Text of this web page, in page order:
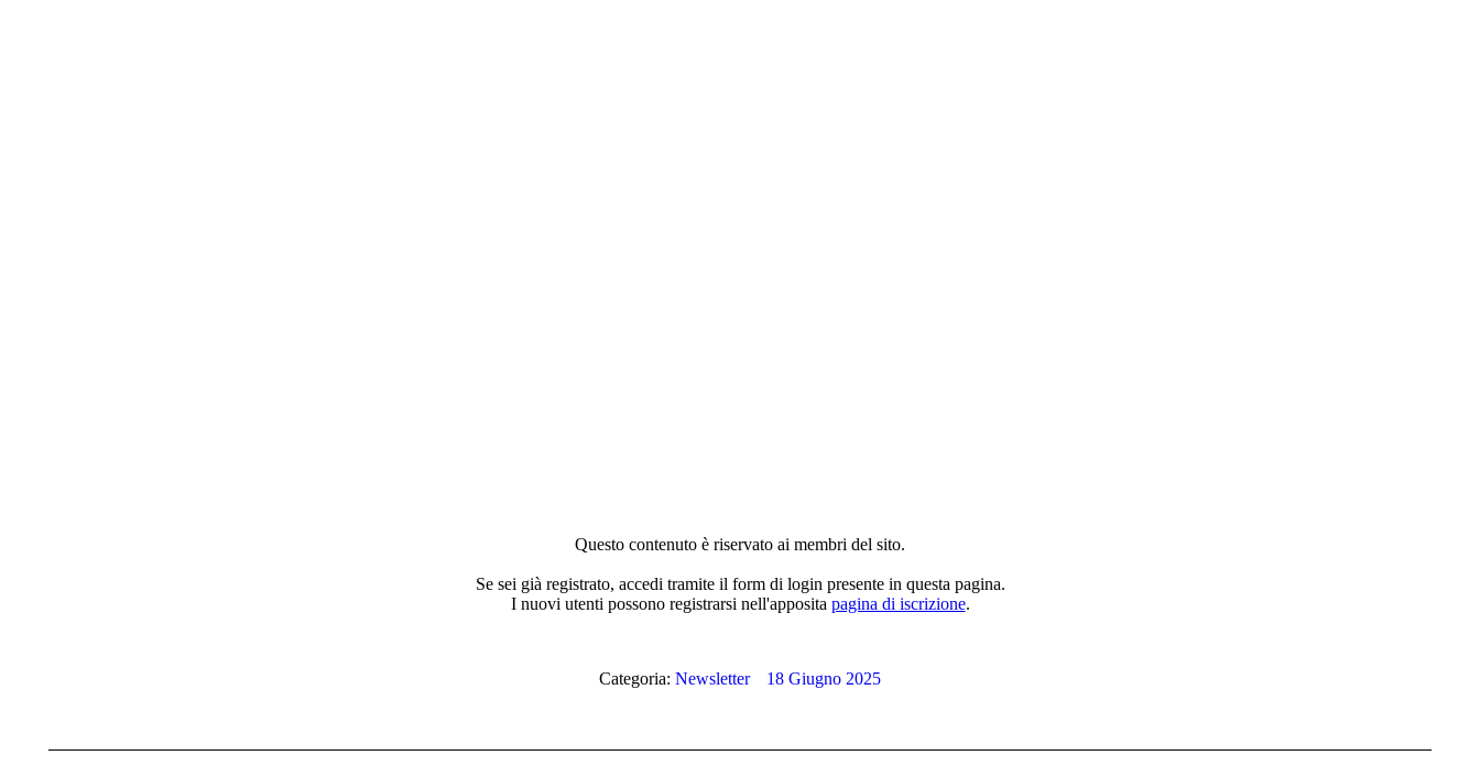
Questo contenuto è riservato ai membri del sito.
Se sei già registrato, accedi tramite il form di login presente in questa pagina.
I nuovi utenti possono registrarsi nell'apposita pagina di iscrizione.
Categoria: Newsletter 18 Giugno 2025